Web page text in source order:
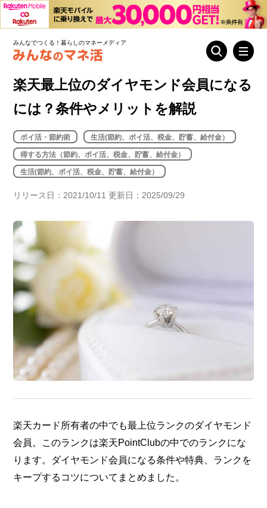
みんなでつくる！暮らしのマネーメディア
楽天最上位のダイヤモンド会員になる
には？条件やメリットを解説
ポイ活・節約術 生活(節約、ポイ活、税金、貯蓄、給付金）
得する方法（節約、ポイ活、税金、貯蓄、給付金）
生活(節約、ポイ活、税金、貯蓄、給付金）
リリース日：2021/10/11 更新日：2025/09/29
楽天カード所有者の中でも最上位ランクのダイヤモンド
会員。このランクは楽天PointClubの中でのランクにな
ります。ダイヤモンド会員になる条件や特典、ランクを
キープするコツについてまとめました。